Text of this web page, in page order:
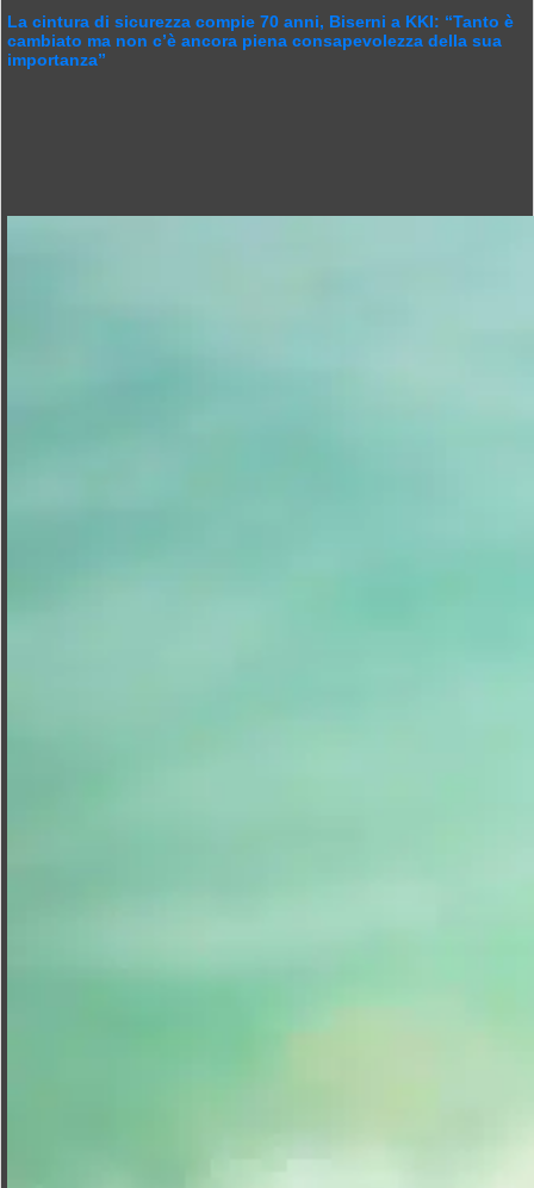
La cintura di sicurezza compie 70 anni, Biserni a KKI: “Tanto è
cambiato ma non c’è ancora piena consapevolezza della sua
importanza”